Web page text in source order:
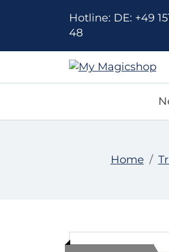
Hotline: DE: +49
48
Home